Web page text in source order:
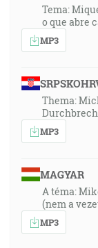
Tema:
o que abre
MP3
Thema:
MP3
MAGYAR
A téma:
(nem a
MP3